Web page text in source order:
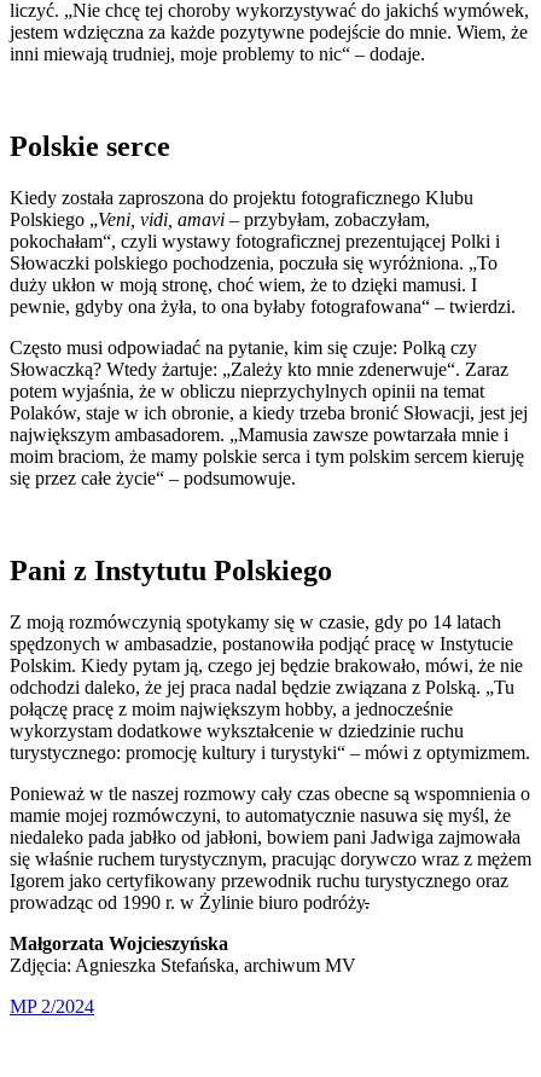
liczyć. „Nie chcę tej choroby wykorzystywać do jakichś wymówek,
jestem wdzięczna za każde pozytywne podejście do mnie. Wiem, że
inni miewają trudniej, moje problemy to nic“ – dodaje.
Polskie serce
Kiedy została zaproszona do projektu fotograficznego Klubu
Polskiego „Veni, vidi, amavi – przybyłam, zobaczyłam,
pokochałam“, czyli wystawy fotograficznej prezentującej Polki i
Słowaczki polskiego pochodzenia, poczuła się wyróżniona. „To
duży ukłon w moją stronę, choć wiem, że to dzięki mamusi. I
pewnie, gdyby ona żyła, to ona byłaby fotografowana“ – twierdzi.
Często musi odpowiadać na pytanie, kim się czuje: Polką czy
Słowaczką? Wtedy żartuje: „Zależy kto mnie zdenerwuje“. Zaraz
potem wyjaśnia, że w obliczu nieprzychylnych opinii na temat
Polaków, staje w ich obronie, a kiedy trzeba bronić Słowacji, jest jej
największym ambasadorem. „Mamusia zawsze powtarzała mnie i
moim braciom, że mamy polskie serca i tym polskim sercem kieruję
się przez całe życie“ – podsumowuje.
Pani z Instytutu Polskiego
Z moją rozmówczynią spotykamy się w czasie, gdy po 14 latach
spędzonych w ambasadzie, postanowiła podjąć pracę w Instytucie
Polskim. Kiedy pytam ją, czego jej będzie brakowało, mówi, że nie
odchodzi daleko, że jej praca nadal będzie związana z Polską. „Tu
połączę pracę z moim największym hobby, a jednocześnie
wykorzystam dodatkowe wykształcenie w dziedzinie ruchu
turystycznego: promocję kultury i turystyki“ – mówi z optymizmem.
Ponieważ w tle naszej rozmowy cały czas obecne są wspomnienia o
mamie mojej rozmówczyni, to automatycznie nasuwa się myśl, że
niedaleko pada jabłko od jabłoni, bowiem pani Jadwiga zajmowała
się właśnie ruchem turystycznym, pracując dorywczo wraz z mężem
Igorem jako certyfikowany przewodnik ruchu turystycznego oraz
prowadząc od 1990 r. w Żylinie biuro podróży.
Małgorzata Wojcieszyńska
Zdjęcia: Agnieszka Stefańska, archiwum MV
MP 2/2024